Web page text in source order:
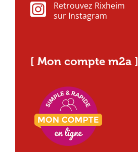
Retrouvez Rixheim
sur Instagram
[ Mon compte m2a ]